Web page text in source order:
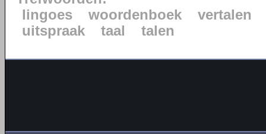
lingoes
woordenboek
vertalen
uitspraak
taal talen